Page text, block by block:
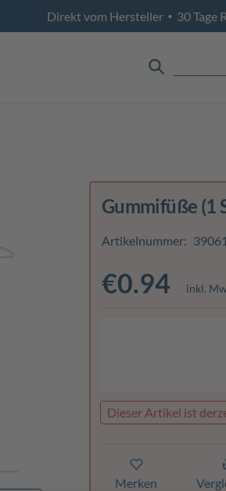
Direkt vom Hersteller • 30 Tage
Gummifüße (1
Artikelnummer:
€0.94 inkl.
Dieser Artikel ist
Merken